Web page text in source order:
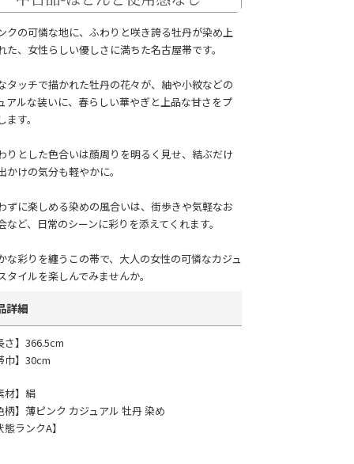
クの可憐な地に、ふわりと咲き誇る牡丹が染め上
た、女性らしい優しさに満ちた名古屋帯です。
タッチで描かれた牡丹の花々が、紬や小紋などの
アルな装いに、春らしい華やぎと上品な甘さをプ
ます。
りとした色合いは顔周りを明るく見せ、結ぶだけ
かけの気分も軽やかに。
ずに楽しめる染めの風合いは、街歩きや気軽なお
など、日常のシーンに彩りを添えてくれます。
な彩りを纏うこの帯で、大人の女性の可憐なカジュ
タイルを楽しんでみませんか。
詳細
さ】366.5cm
巾】30cm
材】絹
柄】薄ピンク カジュアル 牡丹 染め
態ランクA】